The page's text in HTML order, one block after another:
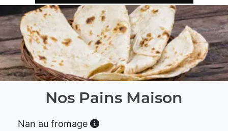
Nos Pains Maison
Nan au fromage